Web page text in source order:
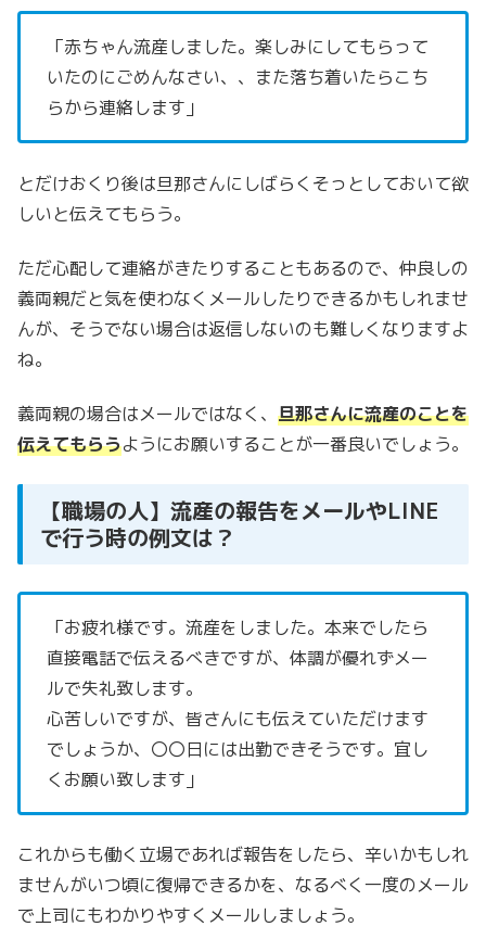
「赤ちゃん流産しました。楽しみにしてもらって
いたのにごめんなさい、、また落ち着いたらこち
らから連絡します」
とだけおくり後は旦那さんにしばらくそっとしておいて欲
しいと伝えてもらう。
ただ心配して連絡がきたりすることもあるので、仲良しの
義両親だと気を使わなくメールしたりできるかもしれませ
んが、そうでない場合は返信しないのも難しくなりますよ
ね。
義両親の場合はメールではなく、 旦那さんに流産のことを
伝えてもらうようにお願いすることが一番良いでしょう。
【職場の人】流産の報告をメールやLINE
で行う時の例文は？
「お疲れ様です。流産をしました。 本来でしたら
直接電話で伝えるべきですが、体調が優れずメー
ルで失礼致します。
心苦しいですが、皆さんにも伝えていただけます
でしょうか、 〇〇日には出勤できそうです。宜し
くお願い致します」
これからも働く立場であれば報告をしたら、辛いかもしれ
ませんがいつ頃に復帰できるかを、なるべく一度のメール
で上司にもわかりやすくメールしましょう。